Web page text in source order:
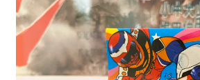
En réapprovisionnement